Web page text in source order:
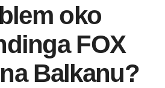
oko
FOX
Balkanu?